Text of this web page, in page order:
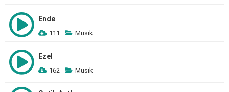
Ende
111 Musik
Ezel
162 Musik